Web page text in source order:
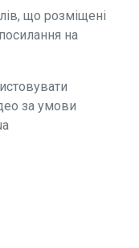
що розміщені
на
за умови